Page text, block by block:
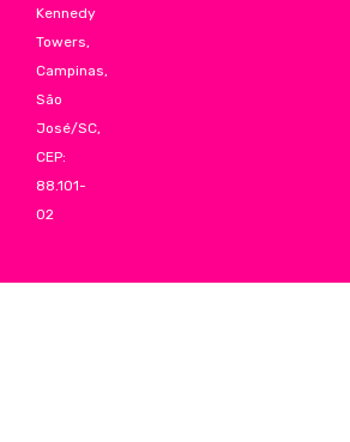
Kennedy
Towers,
Campinas,
São
José/SC,
CEP:
88.101-
02